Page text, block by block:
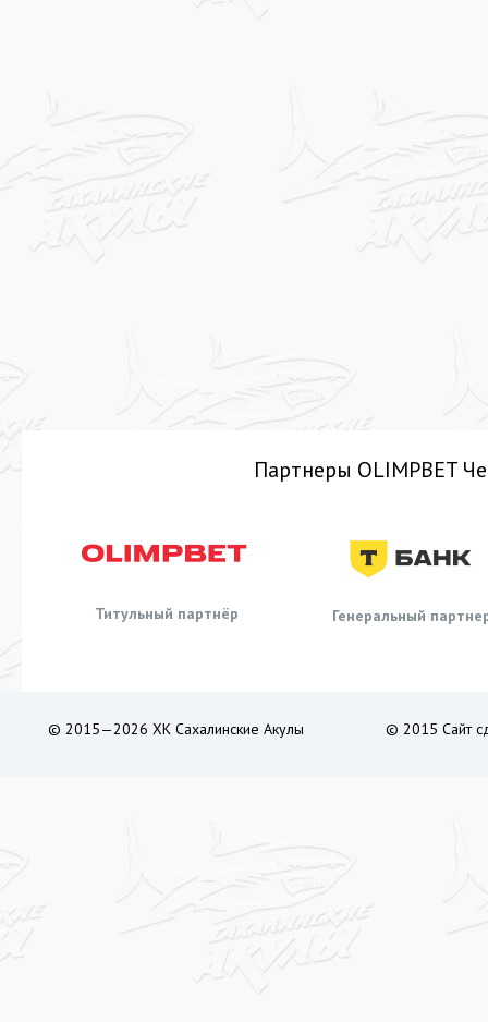
Партнеры OLIMPBET
Титульный партнёр Генеральный
© 2015—2026 ХК Сахалинские Акулы © 2015 Сайт